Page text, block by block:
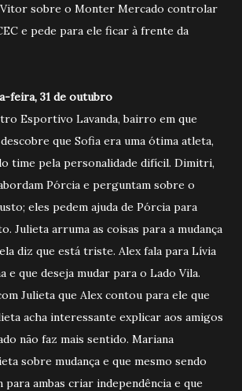
Vitor sobre o Monter Mercado controlar
e pede para ele ficar à frente da
feira, 31 de outubro
Esportivo Lavanda, bairro em que
que Sofia era uma ótima atleta,
time pela personalidade difícil. Dimitri,
Pórcia e perguntam sobre o
eles pedem ajuda de Pórcia para
Julieta arruma as coisas para a mudança
diz que está triste. Alex fala para Lívia
e que deseja mudar para o Lado Vila.
Julieta que Alex contou para ele que
acha interessante explicar aos amigos
não faz mais sentido. Mariana
sobre mudança e que mesmo sendo
ambas criar independência e que